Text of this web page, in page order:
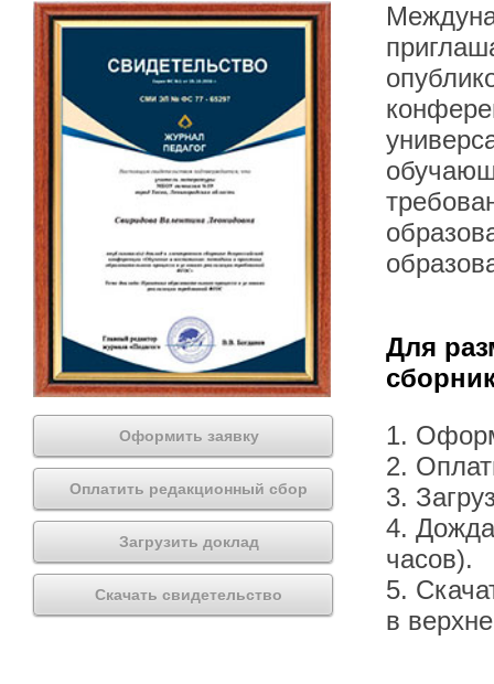
Оформить заявку
Оплатить редакционный сбор
Загрузить доклад
Скачать свидетельство
Для
1.
2.
3.
4.
часов).
5.
в